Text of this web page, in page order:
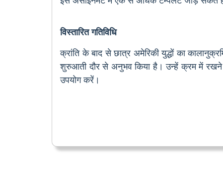
विस्तारित गतिविधि
क्रांति के बाद से छात्र अमेरिकी युद्धों का
शुरुआती दौर से अनुभव किया है। उन्हें क्रम में रखने के
उपयोग करें।